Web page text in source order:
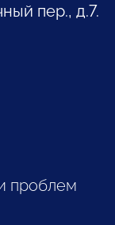
пер., д.7.
проблем